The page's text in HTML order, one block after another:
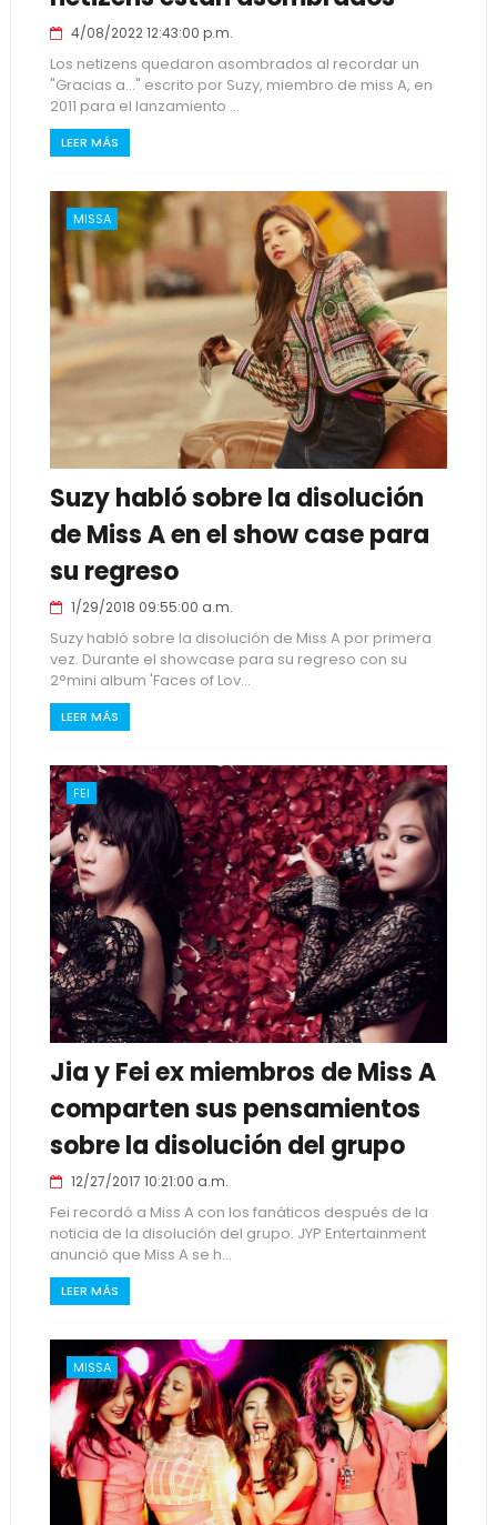
4/08/2022 12:43:00 p.m.
Los netizens quedaron asombrados al recordar un
"Gracias a..." escrito por Suzy, miembro de miss A, en
2011 para el lanzamiento ...
LEER MÁS
MISSA
Suzy habló sobre la disolución
de Miss A en el show case para
su regreso
1/29/2018 09:55:00 a.m.
Suzy habló sobre la disolución de Miss A por primera
vez. Durante el showcase para su regreso con su
2°mini album 'Faces of Lov...
LEER MÁS
FEI
Jia y Fei ex miembros de Miss A
comparten sus pensamientos
sobre la disolución del grupo
12/27/2017 10:21:00 a.m.
Fei recordó a Miss A con los fanáticos después de la
noticia de la disolución del grupo. JYP Entertainment
anunció que Miss A se h...
LEER MÁS
MISSA